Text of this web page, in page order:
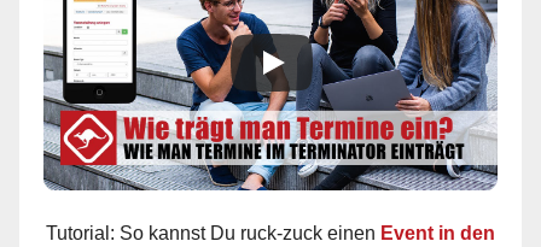
Tutorial: So kannst Du ruck-zuck einen Event in den